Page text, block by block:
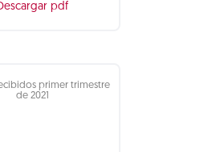
pdf
primer trimestre
de 2021